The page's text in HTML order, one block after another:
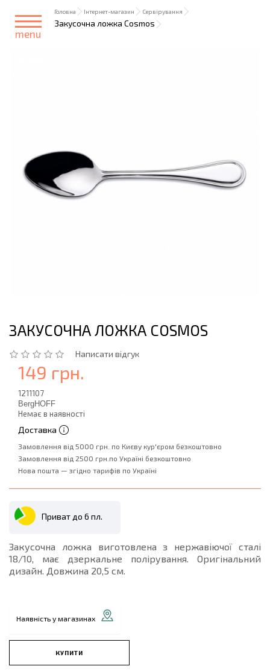
menu
Головна Інтернет-магазин Сервірування
Закусочна ложка Cosmos
ЗАКУСОЧНА ЛОЖКА COSMOS
Написати відгук
149 грн.
1211107
BergHOFF
Немає в наявності
Доставка
Замовлення від 5000 грн. по Києву кур'єром безкоштовно
Замовлення від 2500 грн.по Україні безкоштовно
Нова пошта — згідно тарифів по Україні
Приват до 6 пл.
Закусочна ложка виготовлена з нержавіючої сталі
18/10, має дзеркальне полірування. Оригінальний
дизайн. Довжина 20,5 см.
Наявність у магазинах
КУПИТИ